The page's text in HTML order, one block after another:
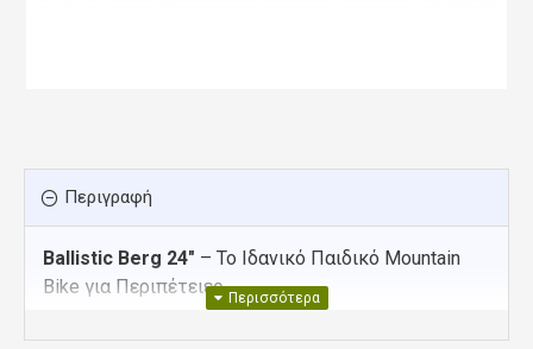
Περιγραφή
Ballistic Berg 24″ – Το Ιδανικό Παιδικό Mountain
Bike για Περιπέτειες
Το Ballistic Berg 24″ είναι ένα ελαφρύ και ανθεκτικό